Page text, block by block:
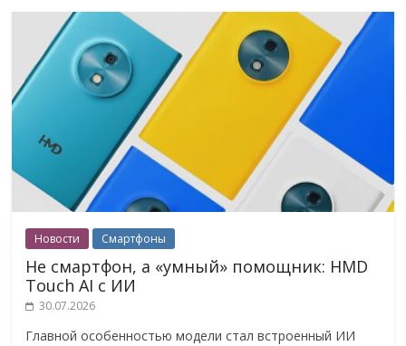
Новости Смартфоны
Не смартфон, а «умный» помощник: HMD
Touch AI с ИИ
30.07.2026
Главной особенностью модели стал встроенный ИИ